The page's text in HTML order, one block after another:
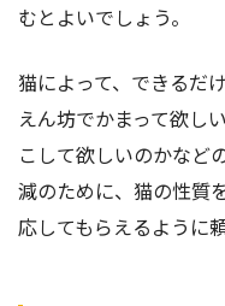
むとよいでしょう。
猫によって、できるだ
えん坊でかまって欲し
こして欲しいのかなど
減のために、猫の性質
応してもらえるように